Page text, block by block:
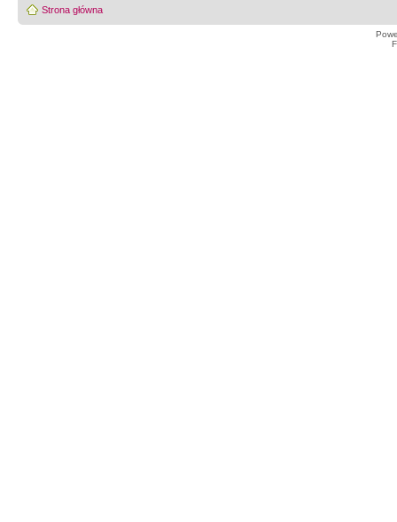
Strona główna